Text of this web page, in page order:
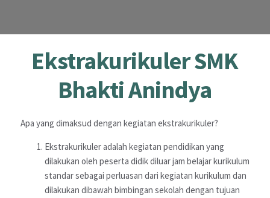
Ekstrakurikuler SMK
Bhakti Anindya
Apa yang dimaksud dengan kegiatan ekstrakurikuler?
Ekstrakurikuler adalah kegiatan pendidikan yang
dilakukan oleh peserta didik diluar jam belajar kurikulum
standar sebagai perluasan dari kegiatan kurikulum dan
dilakukan dibawah bimbingan sekolah dengan tujuan